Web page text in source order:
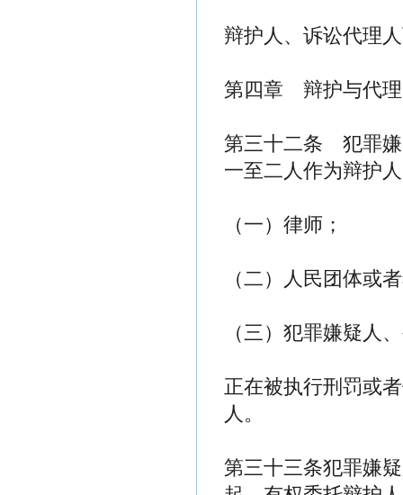
辩护人、诉讼代理
第四章 辩护与代理
第三十二条 犯罪嫌
一至二人作为辩护
（一）律师；
（二）人民团体或
（三）犯罪嫌疑人
正在被执行刑罚或
人。
第三十三条犯罪嫌